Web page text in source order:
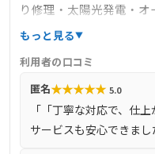
り修理・太陽光発電・
ネリフォームを幅広く手
で一貫して対応。施工前
寧に説明し、バイオ洗
ど、品質管理にも注力
域に対応しており、施
もっと見る
利用者の口コミ
匿名★★★★★ 5.0
「「丁寧な対応で、仕
サービスも安心できまし